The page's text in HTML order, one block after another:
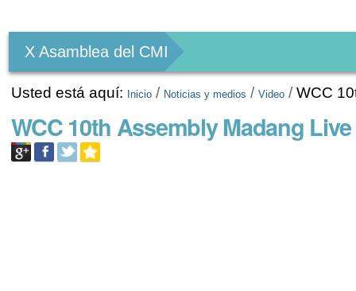
Personales
X Asamblea del CMI
Usted está aquí: Inicio / Noticias y medios /Video /WCC
WCC 10th Assembly Madang Live